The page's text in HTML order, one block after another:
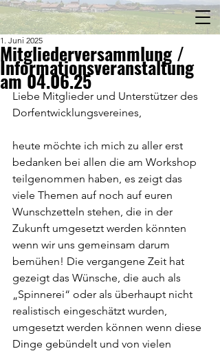
Mitgliederversammlung /
Informationsveranstaltung
am 04.06.25
1. Juni 2025
Liebe Mitglieder und Unterstützer des
Dorfentwicklungsvereines,
heute möchte ich mich zu aller erst
bedanken bei allen die am Workshop
teilgenommen haben, es zeigt das
viele Themen auf noch auf euren
Wunschzetteln stehen, die in der
Zukunft umgesetzt werden könnten
wenn wir uns gemeinsam darum
bemühen! Die vergangene Zeit hat
gezeigt das Wünsche, die auch als
„Spinnerei“ oder als überhaupt nicht
realistisch eingeschätzt wurden,
umgesetzt werden können wenn diese
Dinge gebündelt und von vielen